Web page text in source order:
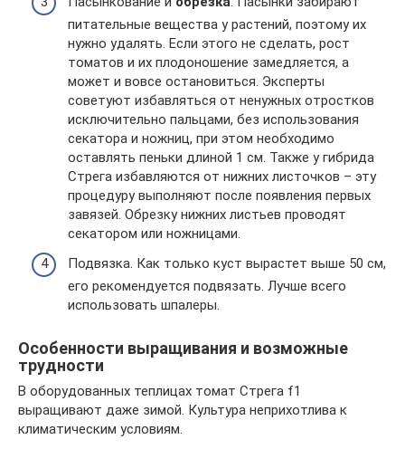
питательные вещества у растений, поэтому их
нужно удалять. Если этого не сделать, рост
томатов и их плодоношение замедляется, а
может и вовсе остановиться. Эксперты
советуют избавляться от ненужных отростков
исключительно пальцами, без использования
секатора и ножниц, при этом необходимо
оставлять пеньки длиной 1 см. Также у гибрида
Стрега избавляются от нижних листочков – эту
процедуру выполняют после появления первых
завязей. Обрезку нижних листьев проводят
секатором или ножницами.
Подвязка. Как только куст вырастет выше 50 см,
его рекомендуется подвязать. Лучше всего
использовать шпалеры.
Особенности выращивания и возможные
трудности
В оборудованных теплицах томат Стрега f1
выращивают даже зимой. Культура неприхотлива к
климатическим условиям.